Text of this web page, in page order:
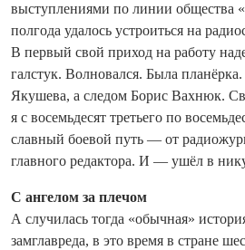
выступлениями по линии общества
полгода удалось устроиться на
В первый свой приход на работу
галстук. Волновался. Была
Якушева, а следом Борис Вахнюк.
я с восемьдесят третьего по
славный боевой путь — от
главного редактора. И — ушёл в
С ангелом за плечом
А случилась тогда «обычная»
замглавреда, в это время в стране